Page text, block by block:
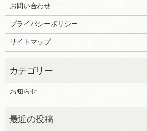
お問い合わせ
プライバシーポリシー
サイトマップ
お知らせ